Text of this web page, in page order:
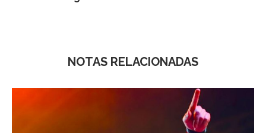
NOTAS RELACIONADAS